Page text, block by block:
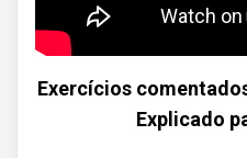
Exercícios
Explicado